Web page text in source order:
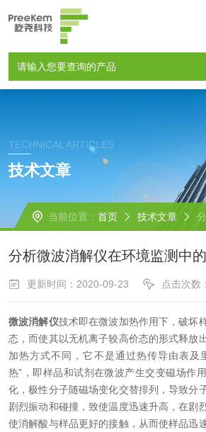
TECHNICAL ARTICLES
技术文章
当前位置： 首页 技术文章 分
分析微波消解仪在环境监测中
更新时间：2020-09-23 点击次数
微波消解仪技术即在微波加热作用下，破坏
态，而使其以无机离子较高价态的形式释放
加热方式不同，它不是通过热传导由表及
热”，即样品和试剂在微波产生交变磁场作
化，极性分子随磁场变化交替排列，导致分
剧烈振动和碰撞，致使温度迅速升高，在剧
使消解酸与样品更好的接触，从而使样品迅